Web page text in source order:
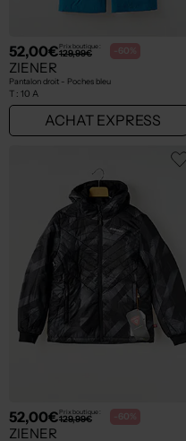
52,00€Prix boutique :
129,99€ -60%
ZIENER
Pantalon droit - Poches bleu
T : 10 A
ACHAT EXPRESS
52,00€Prix boutique :
129,99€ -60%
ZIENER